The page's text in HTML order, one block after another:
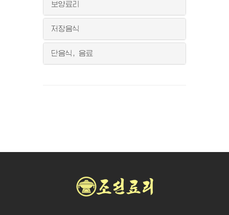
보양료리
저장음식
단음식, 음료